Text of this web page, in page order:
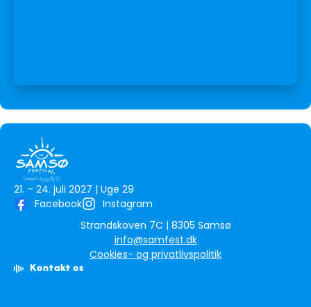
21. – 24. juli 2027 | Uge 29
Facebook
Instagram
​Strandskoven 7C | ​8305 Samsø
​info@samfest.dk
Cookies- og privatlivspolitik
Kontakt os